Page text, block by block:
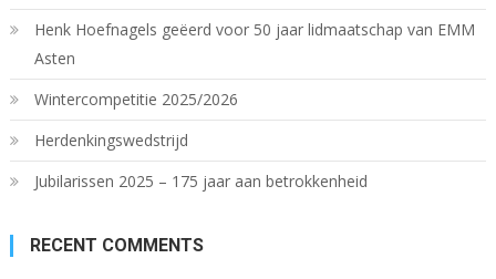
Henk Hoefnagels geëerd voor 50 jaar lidmaatschap van EMM
Asten
Wintercompetitie 2025/2026
Herdenkingswedstrijd
Jubilarissen 2025 – 175 jaar aan betrokkenheid
RECENT COMMENTS